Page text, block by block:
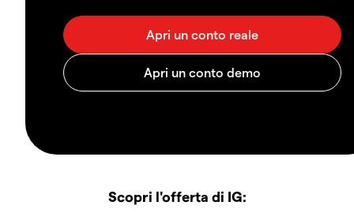
Scopri l'offerta di IG: